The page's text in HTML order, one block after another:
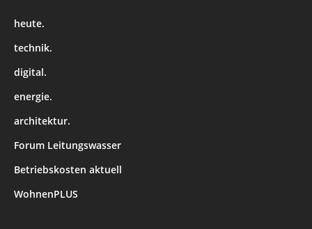
heute.
technik.
digital.
energie.
architektur.
Forum Leitungswasser
Betriebskosten aktuell
WohnenPLUS